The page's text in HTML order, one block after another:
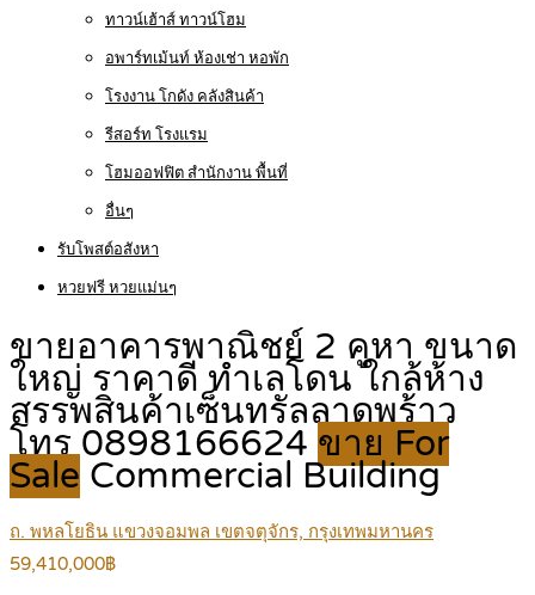
ทาวน์เฮ้าส์ ทาวน์โฮม
อพาร์ทเม้นท์ ห้องเช่า หอพัก
โรงงาน โกดัง คลังสินค้า
รีสอร์ท โรงแรม
โฮมออฟฟิต สำนักงาน พื้นที่
อื่นๆ
รับโพสต์อสังหา
หวยฟรี หวยแม่นๆ
ขายอาคารพาณิชย์ 2 คูหา ขนาด
ใหญ่ ราคาดี ทำเลโดน ใกล้ห้าง
สรรพสินค้าเซ็นทรัลลาดพร้าว
โทร 0898166624 ขาย For
Sale Commercial Building
ถ. พหลโยธิน แขวงจอมพล เขตจตุจักร, กรุงเทพมหานคร
59,410,000฿